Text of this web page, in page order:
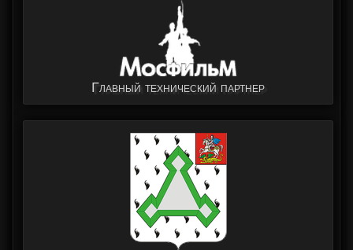
Главный технический партнер